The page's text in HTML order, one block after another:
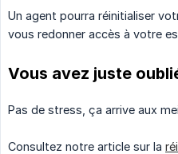
Un agent pourra réinitialiser
vous redonner accès à votre
Vous avez juste
Pas de stress, ça arrive aux
Consultez notre article sur la